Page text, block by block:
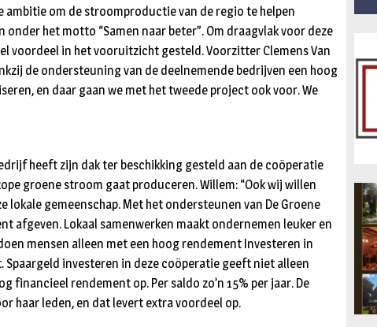
ambitie om de stroomproductie van de regio te helpen
het motto “Samen naar beter”. Om draagvlak voor deze
voordeel in het vooruitzicht gesteld. Voorzitter Clemens Van
de ondersteuning van de deelnemende bedrijven een hoog
en daar gaan we met het tweede project ook voor. We
heeft zijn dak ter beschikking gesteld aan de coöperatie
groene stroom gaat produceren. Willem: “Ook wij willen
lokale gemeenschap. Met het ondersteunen van De Groene
afgeven. Lokaal samenwerken maakt ondernemen leuker en
mensen alleen met een hoog rendement Investeren in
investeren in deze coöperatie geeft niet alleen
financieel rendement op. Per saldo zo’n 15% per jaar. De
haar leden, en dat levert extra voordeel op.